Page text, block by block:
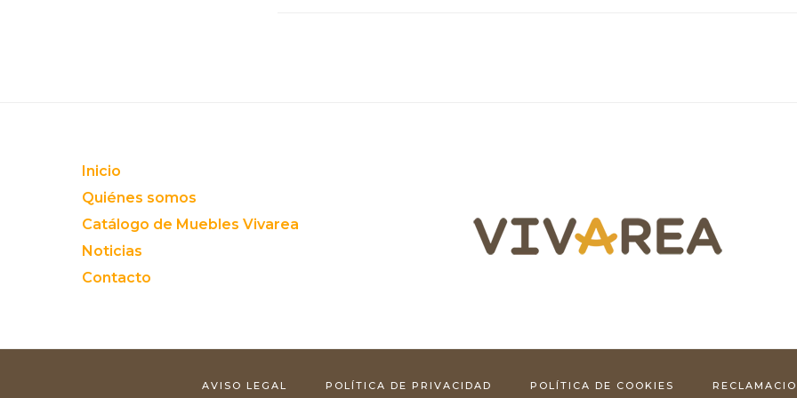
Inicio
Quiénes somos
Catálogo de Muebles Vivarea
Noticias
Contacto
AVISO LEGAL POLÍTICA DE PRIVACIDAD POLÍTICA DE COOKIES